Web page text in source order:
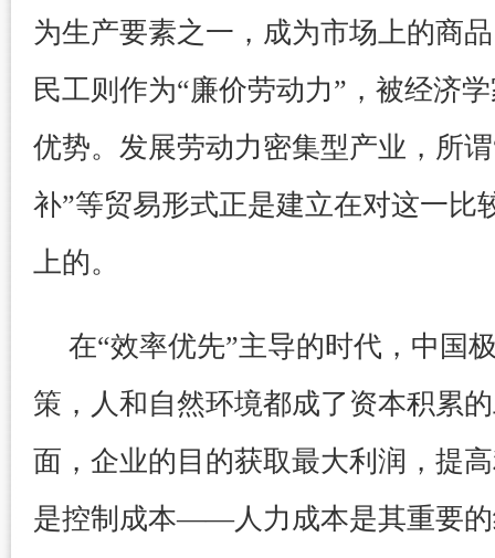
为生产要素之一，成为市场上的商
民工则作为“廉价劳动力”，被经济
优势。发展劳动力密集型产业，所
补”等贸易形式正是建立在对这一比
上的。
在“效率优先”主导的时代，中国
策，人和自然环境都成了资本积累
面，企业的目的获取最大利润，提
是控制成本——人力成本是其重要